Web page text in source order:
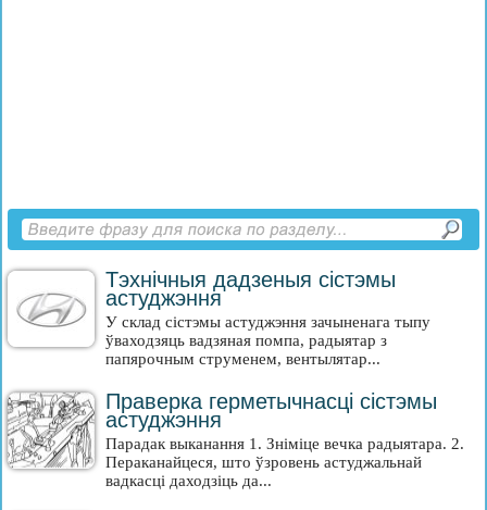
Тэхнічныя дадзеныя сістэмы
астуджэння
У склад сістэмы астуджэння зачыненага тыпу
ўваходзяць вадзяная помпа, радыятар з
папярочным струменем, вентылятар...
Праверка герметычнасці сістэмы
астуджэння
Парадак выканання 1. Зніміце вечка радыятара. 2.
Пераканайцеся, што ўзровень астуджальнай
вадкасці даходзіць да...